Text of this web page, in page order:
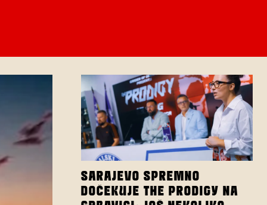
SARAJEVO SPREMNO
DOČEKUJE THE PRODIGY NA